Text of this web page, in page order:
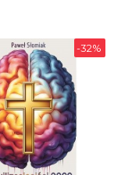
-32%